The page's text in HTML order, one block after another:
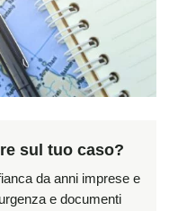
sul tuo caso?
da anni imprese e
e documenti